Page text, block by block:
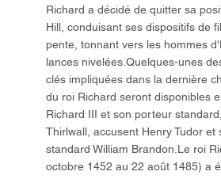
Richard a décidé de quitter sa
Hill, conduisant ses dispositifs de
pente, tonnant vers les hommes
lances nivelées.Quelques-unes
clés impliquées dans la dernière
du roi Richard seront disponibles
Richard III et son porteur
Thirlwall, accusent Henry Tudor et
standard William Brandon.Le roi
octobre 1452 au 22 août 1485) a